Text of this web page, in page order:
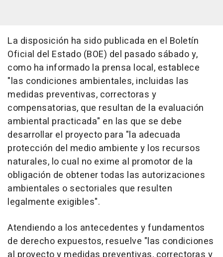
La disposición ha sido publicada en el Boletín
Oficial del Estado (BOE) del pasado sábado y,
como ha informado la prensa local, establece
"las condiciones ambientales, incluidas las
medidas preventivas, correctoras y
compensatorias, que resultan de la evaluación
ambiental practicada" en las que se debe
desarrollar el proyecto para "la adecuada
protección del medio ambiente y los recursos
naturales, lo cual no exime al promotor de la
obligación de obtener todas las autorizaciones
ambientales o sectoriales que resulten
legalmente exigibles".
Atendiendo a los antecedentes y fundamentos
de derecho expuestos, resuelve "las condiciones